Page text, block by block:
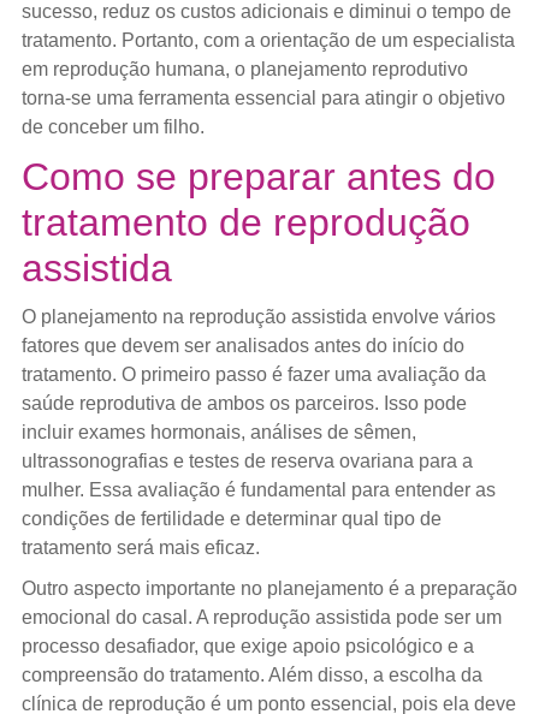
sucesso, reduz os custos adicionais e diminui o tempo de
tratamento. Portanto, com a orientação de um especialista
em reprodução humana, o planejamento reprodutivo
torna-se uma ferramenta essencial para atingir o objetivo
de conceber um filho.
Como se preparar antes do
tratamento de reprodução
assistida
O planejamento na reprodução assistida envolve vários
fatores que devem ser analisados antes do início do
tratamento. O primeiro passo é fazer uma avaliação da
saúde reprodutiva de ambos os parceiros. Isso pode
incluir exames hormonais, análises de sêmen,
ultrassonografias e testes de reserva ovariana para a
mulher. Essa avaliação é fundamental para entender as
condições de fertilidade e determinar qual tipo de
tratamento será mais eficaz.
Outro aspecto importante no planejamento é a preparação
emocional do casal. A reprodução assistida pode ser um
processo desafiador, que exige apoio psicológico e a
compreensão do tratamento. Além disso, a escolha da
clínica de reprodução é um ponto essencial, pois ela deve